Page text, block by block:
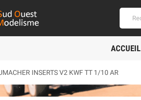
ACCUEIL
INSERTS V2 KWF TT 1/10 AR